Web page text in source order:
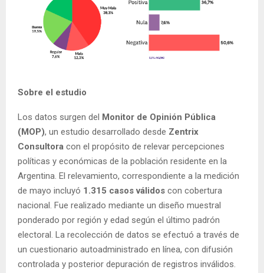
Sobre el estudio
Los datos surgen del Monitor de Opinión Pública
(MOP), un estudio desarrollado desde Zentrix
Consultora con el propósito de relevar percepciones
políticas y económicas de la población residente en la
Argentina. El relevamiento, correspondiente a la medición
de mayo incluyó 1.315 casos válidos con cobertura
nacional. Fue realizado mediante un diseño muestral
ponderado por región y edad según el último padrón
electoral. La recolección de datos se efectuó a través de
un cuestionario autoadministrado en línea, con difusión
controlada y posterior depuración de registros inválidos.